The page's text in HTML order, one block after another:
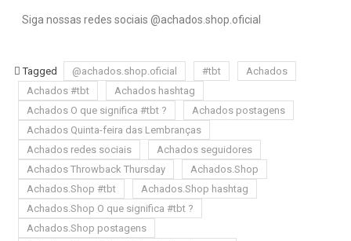
Siga nossas redes sociais @achados.shop.oficial
Tagged @achados.shop.oficial #tbt
Achados
Achados #tbt
Achados hashtag
Achados O que significa #tbt ?
Achados postagens
Achados Quinta-feira das Lembranças
Achados redes sociais
Achados seguidores
Achados Throwback Thursday
Achados.Shop
Achados.Shop #tbt
Achados.Shop hashtag
Achados.Shop O que significa #tbt ?
Achados.Shop postagens